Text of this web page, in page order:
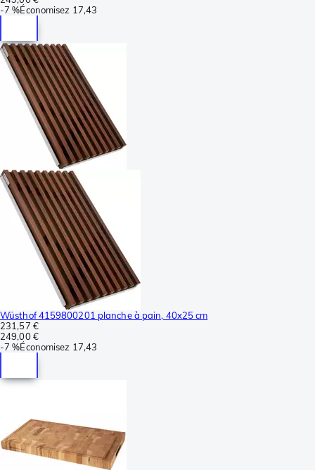
-7 %Économisez 17,43
Wüsthof 4159800201 planche à pain, 40x25 cm
231,57 €
249,00 €
-7 %Économisez 17,43